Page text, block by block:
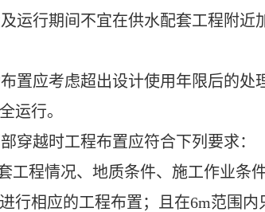
运行期间 不宜在供水配套工程附近
置应考虑超出设计使用年限后的
运行。
穿越时工程布置应符合下列要求：
工程情况、地质条件、施工作业条件
行相应的工程布置； 且 在6m范围内